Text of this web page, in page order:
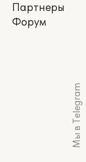
Партнеры
Форум
Мы в Telegram